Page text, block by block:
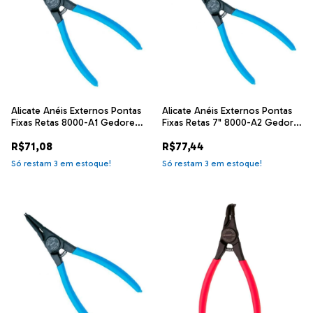
Alicate Anéis Externos Pontas
Fixas Retas 8000-A1 Gedore
R$71,08
Só restam 3 em estoque!
Alicate Anéis Externos Pontas
Fixas Retas 7" 8000-A2 Gedore
R$77,44
Só restam 3 em estoque!